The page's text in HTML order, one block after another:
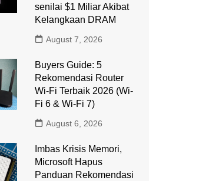
senilai $1 Miliar Akibat
Kelangkaan DRAM
August 7, 2026
Buyers Guide: 5
Rekomendasi Router
Wi-Fi Terbaik 2026 (Wi-
Fi 6 & Wi-Fi 7)
August 6, 2026
Imbas Krisis Memori,
Microsoft Hapus
Panduan Rekomendasi